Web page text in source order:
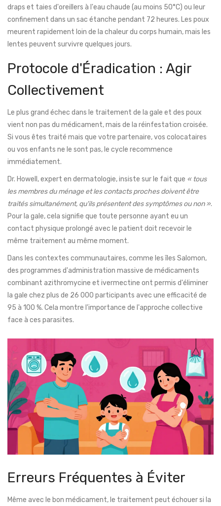
draps et taies d'oreillers à l'eau chaude (au moins 50°C) ou leur
confinement dans un sac étanche pendant 72 heures. Les poux
meurent rapidement loin de la chaleur du corps humain, mais les
lentes peuvent survivre quelques jours.
Protocole d'Éradication : Agir
Collectivement
Le plus grand échec dans le traitement de la gale et des poux
vient non pas du médicament, mais de la réinfestation croisée.
Si vous êtes traité mais que votre partenaire, vos colocataires
ou vos enfants ne le sont pas, le cycle recommence
immédiatement.
Dr. Howell, expert en dermatologie, insiste sur le fait que « tous
les membres du ménage et les contacts proches doivent être
traités simultanément, qu'ils présentent des symptômes ou non ».
Pour la gale, cela signifie que toute personne ayant eu un
contact physique prolongé avec le patient doit recevoir le
même traitement au même moment.
Dans les contextes communautaires, comme les îles Salomon,
des programmes d'administration massive de médicaments
combinant azithromycine et ivermectine ont permis d'éliminer
la gale chez plus de 26 000 participants avec une efficacité de
95 à 100 %. Cela montre l'importance de l'approche collective
face à ces parasites.
Erreurs Fréquentes à Éviter
Même avec le bon médicament, le traitement peut échouer si la